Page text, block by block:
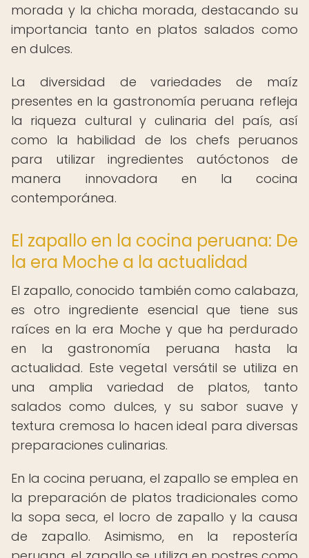
morada y la chicha morada, destacando su
importancia tanto en platos salados como
en dulces.
La diversidad de variedades de maíz
presentes en la gastronomía peruana refleja
la riqueza cultural y culinaria del país, así
como la habilidad de los chefs peruanos
para utilizar ingredientes autóctonos de
manera innovadora en la cocina
contemporánea.
El zapallo en la cocina peruana: De
la era Moche a la actualidad
El zapallo, conocido también como calabaza,
es otro ingrediente esencial que tiene sus
raíces en la era Moche y que ha perdurado
en la gastronomía peruana hasta la
actualidad. Este vegetal versátil se utiliza en
una amplia variedad de platos, tanto
salados como dulces, y su sabor suave y
textura cremosa lo hacen ideal para diversas
preparaciones culinarias.
En la cocina peruana, el zapallo se emplea en
la preparación de platos tradicionales como
la sopa seca, el locro de zapallo y la causa
de zapallo. Asimismo, en la repostería